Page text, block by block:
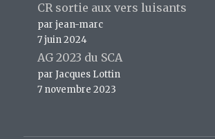
CR sortie aux vers luisants
par jean-marc
7 juin 2024
AG 2023 du SCA
par Jacques Lottin
7 novembre 2023